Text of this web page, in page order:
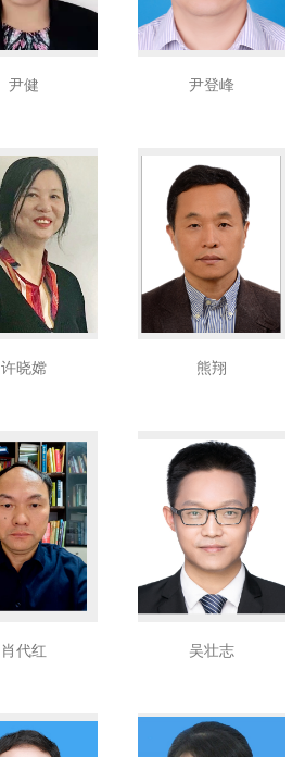
尹健 尹登峰
许晓嫦 熊翔
肖代红 吴壮志